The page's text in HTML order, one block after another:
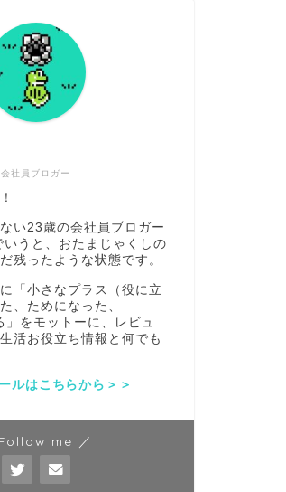
会社員ブロガー
い23歳の会社員ブロガー
いうと、おたまじゃくしの
残ったような状態です。
「小さなプラス（役に立
、ためになった、
をモットーに、レビュ
活お役立ち情報と何でも
ルはこちらから＞＞
me ／